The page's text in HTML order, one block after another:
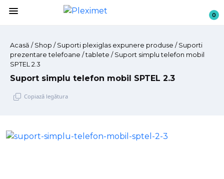
menu 0
Acasă / Shop / Suporti plexiglas expunere produse / Suporti
prezentare telefoane / tablete / Suport simplu telefon mobil
SPTEL 2.3
Suport simplu telefon mobil SPTEL 2.3
Copiază legătura